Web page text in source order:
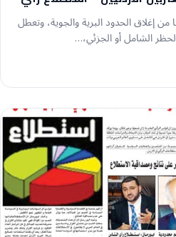
من إغلاق الحدود البرية والجوية، وتعطل
الشامل أو الجزئي،…